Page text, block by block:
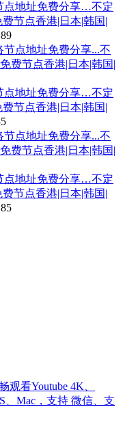
点地址免费分享…不定
节点香港|日本|韩国|
点地址免费分享…不定
节点香港|日本|韩国|
点地址免费分享…不定
节点香港|日本|韩国|